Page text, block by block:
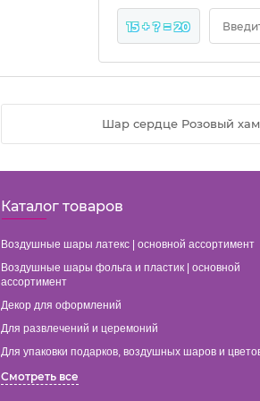
15 + ? = 20
Шар сердце Розовый
Каталог товаров
Воздушные шары латекс | основной ассортимент
Воздушные шары фольга и пластик | основной
ассортимент
Декор для оформлений
Для развлечений и церемоний
Для упаковки подарков, воздушных шаров и
Смотреть все